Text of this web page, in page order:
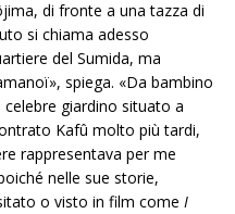
di fronte a una tazza di
si chiama adesso
del Sumida, ma
spiega. «Da bambino
giardino situato a
Kafû molto più tardi,
rappresentava per me
nelle sue storie,
o visto in film come I